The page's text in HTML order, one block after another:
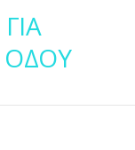
ΟΔΟΥ